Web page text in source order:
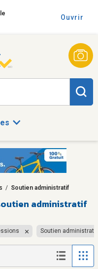
Ouvrir
/ Soutien administratif
administratif
Soutien administratif